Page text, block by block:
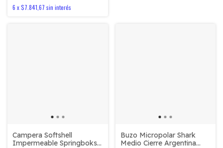
6 x$7.841,67 sin interés
Campera Softshell
Impermeable Springboks
Buzo Micropolar Shark
Medio Cierre Argentina